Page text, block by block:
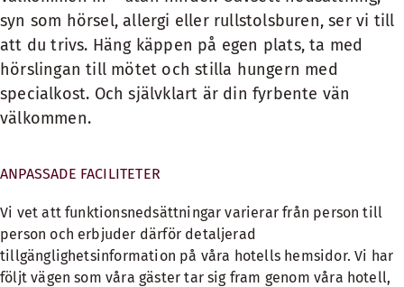
syn som hörsel, allergi eller rullstolsburen, ser vi till
att du trivs. Häng käppen på egen plats, ta med
hörslingan till mötet och stilla hungern med
specialkost. Och självklart är din fyrbente vän
välkommen.
ANPASSADE FACILITETER
Vi vet att funktionsnedsättningar varierar från person till
person och erbjuder därför detaljerad
tillgänglighetsinformation på våra hotells hemsidor. Vi har
följt vägen som våra gäster tar sig fram genom våra hotell,